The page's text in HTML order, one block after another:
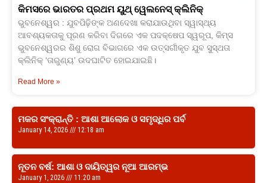
କିମସରେ ଭାରତର ପ୍ରଥମ ୟୁଥ୍‍ ୱେଲନେସ୍‍ କ୍ଲିନିକ୍
ଭୁବନେଶ୍ୱର : ଯୁବପିଢ଼ିଙ୍କ ଅଣଦେଖା କରାଯାଉଥିବା ସ୍ୱାସ୍ଥ୍ୟ
ଆବଶ୍ୟକତାକୁ ପୂରଣ କରିବା ଦିଗରେ ଏକ ପଦକ୍ଷେପ ସ୍ୱରୂପ, କିମ୍‍ସ
ଭୁବନେଶ୍ୱରର ଶିଶୁ ରୋଗ ବିଭାଗରେ ଏକ ଉତ୍ସର୍ଗୀକୃତ ଯୁବ ସୁସ୍ଥତା
କ୍ଲିନିକ୍ ‘ତାରୁଣ୍ୟ’ ଉଦଘାଟିତ ହୋଇଯାଇଛି।
Read More »
ମକର ସଂକ୍ରାନ୍ତି : ଆଶା ଆଲୋକ ଓ ସମୃଦ୍ଧିର ପର୍ବ
January 14, 2026 12:18 am
ନୂତନ ବର୍ଷ: ଆଶା ଓ ଦାୟିତ୍ୱର ନୂଆ ଆରମ୍ଭ
January 1, 2026 11:20 am